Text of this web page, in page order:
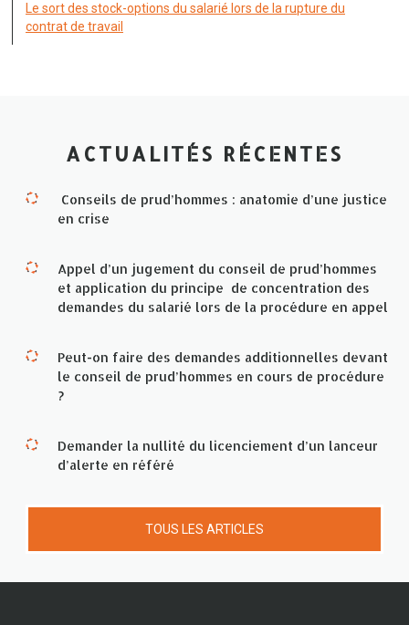
Le sort des stock-options du salarié lors de la rupture du
contrat de travail
ACTUALITÉS RÉCENTES
Conseils de prud’hommes : anatomie d’une justice
en crise
Appel d’un jugement du conseil de prud’hommes
et application du principe de concentration des
demandes du salarié lors de la procédure en appel
Peut-on faire des demandes additionnelles devant
le conseil de prud’hommes en cours de procédure
?
Demander la nullité du licenciement d’un lanceur
d’alerte en référé
TOUS LES ARTICLES